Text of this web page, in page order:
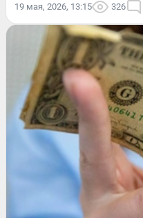
19 мая, 2026, 13:15 326